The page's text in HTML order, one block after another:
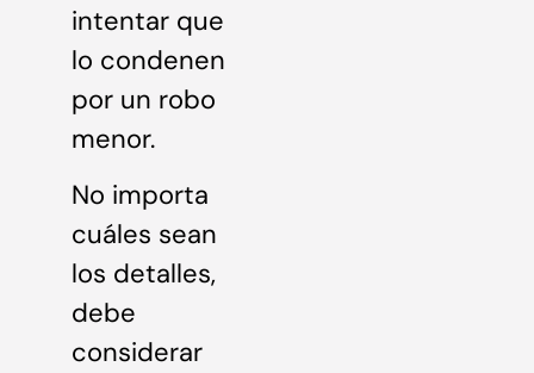
intentar que
lo condenen
por un robo
menor.
No importa
cuáles sean
los detalles,
debe
considerar